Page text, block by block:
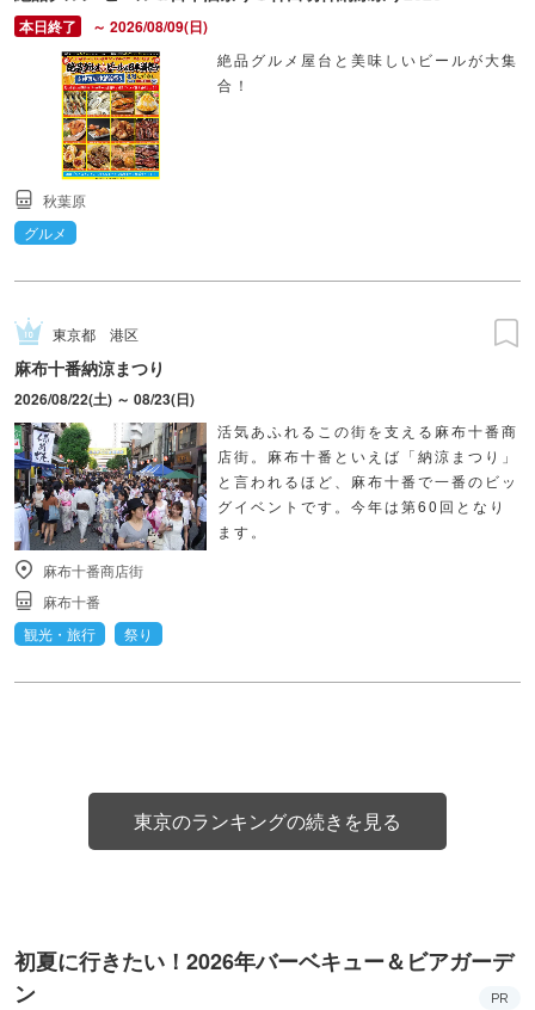
～ 2026/08/09(日)
絶品グルメ屋台と美味しいビールが大集
合！
秋葉原
グルメ
東京都 港区
麻布十番納涼まつり
2026/08/22(土) ～ 08/23(日)
活気あふれるこの街を支える麻布十番商
店街。麻布十番といえば「納涼まつり」
と言われるほど、麻布十番で一番のビッ
グイベントです。今年は第60回となり
ます。
麻布十番商店街
麻布十番
観光・旅行
祭り
東京のランキングの続きを見る
初夏に行きたい！2026年バーベキュー＆ビアガーデ
ン
PR